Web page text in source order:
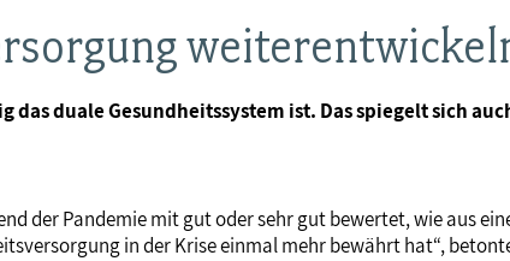
das duale Gesundheitssystem ist. Das spiegelt sich
der Pandemie mit gut oder sehr gut bewertet, wie aus
in der Krise einmal mehr bewährt hat“,